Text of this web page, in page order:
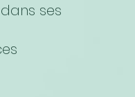
ses